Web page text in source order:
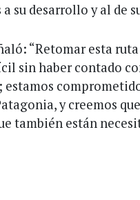
su desarrollo y al de
“Retomar esta ruta
sin haber contado
y creemos
también están